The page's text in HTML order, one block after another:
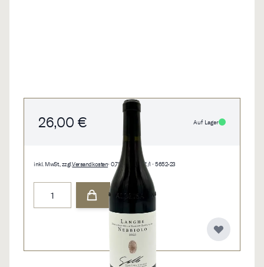
26,00 € Auf Lager
inkl. MwSt., zzgl.Versandkosten• 0,75 l • 34,67 €/l • 5652-23